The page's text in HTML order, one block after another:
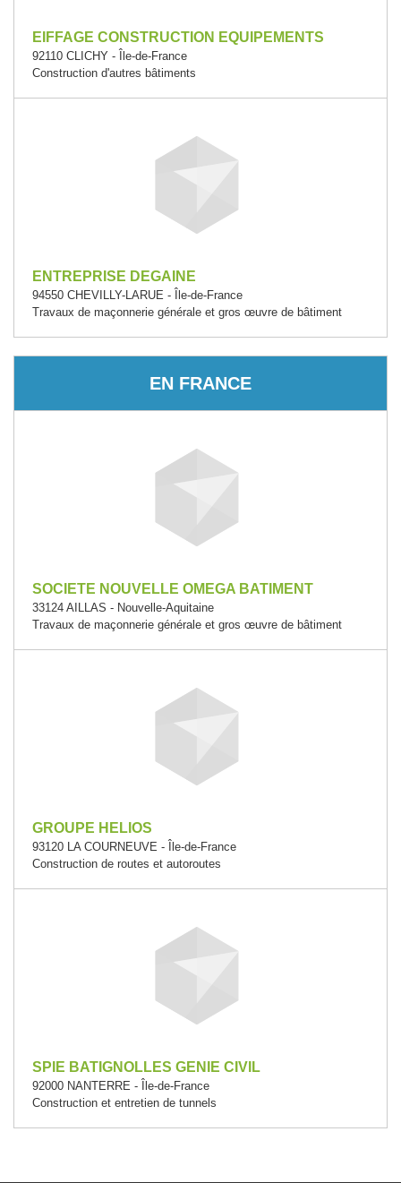
EIFFAGE CONSTRUCTION EQUIPEMENTS
92110 CLICHY - Île-de-France
Construction d'autres bâtiments
ENTREPRISE DEGAINE
94550 CHEVILLY-LARUE - Île-de-France
Travaux de maçonnerie générale et gros œuvre de bâtiment
EN FRANCE
SOCIETE NOUVELLE OMEGA BATIMENT
33124 AILLAS - Nouvelle-Aquitaine
Travaux de maçonnerie générale et gros œuvre de bâtiment
GROUPE HELIOS
93120 LA COURNEUVE - Île-de-France
Construction de routes et autoroutes
SPIE BATIGNOLLES GENIE CIVIL
92000 NANTERRE - Île-de-France
Construction et entretien de tunnels